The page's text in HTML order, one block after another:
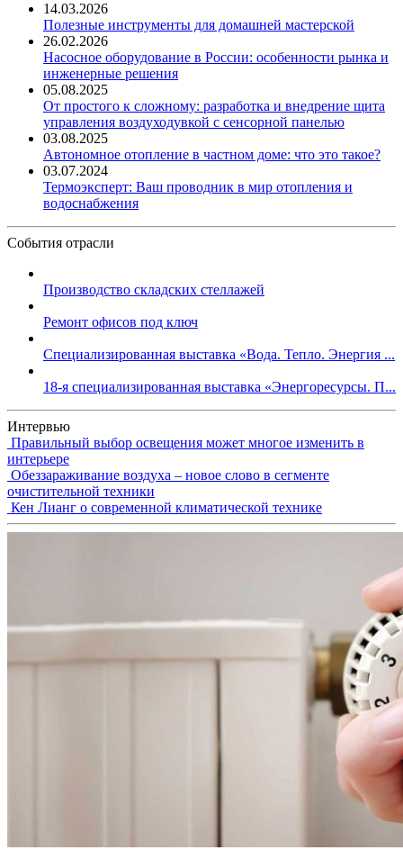
14.03.2026
Полезные инструменты для домашней мастерской
26.02.2026
Насосное оборудование в России: особенности рынка и
инженерные решения
05.08.2025
От простого к сложному: разработка и внедрение щита
управления воздуходувкой с сенсорной панелью
03.08.2025
Автономное отопление в частном доме: что это такое?
03.07.2024
Термоэксперт: Ваш проводник в мир отопления и
водоснабжения
События отрасли
Производство складских стеллажей
Ремонт офисов под ключ
Специализированная выставка «Вода. Тепло. Энергия ...
18-я специализированная выставка «Энергоресурсы. П...
Интервью
Правильный выбор освещения может многое изменить в
интерьере
Обеззараживание воздуха – новое слово в сегменте
очистительной техники
Кен Лианг о современной климатической технике